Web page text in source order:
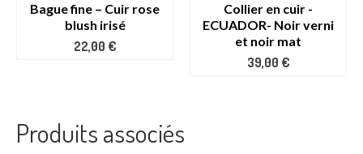
Bague fine – Cuir rose
blush irisé
22,00 €
Collier en cuir -
ECUADOR- Noir verni
et noir mat
39,00 €
Produits associés